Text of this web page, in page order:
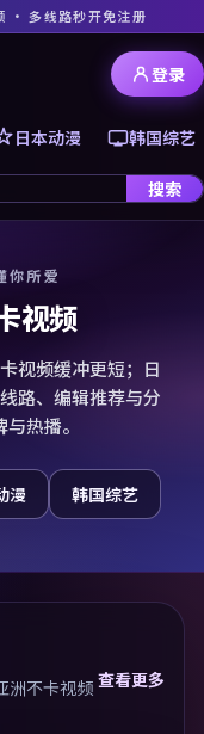
· 多线路秒开免注册
日本动漫 韩国综艺
搜索
登录
你所爱
视频
视频缓冲更短；日
路、编辑推荐与分
热播。
漫 韩国综艺
洲不卡视频查看更多